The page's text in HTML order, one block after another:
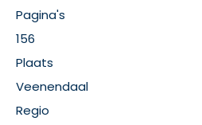
Pagina's
156
Plaats
Veenendaal
Regio